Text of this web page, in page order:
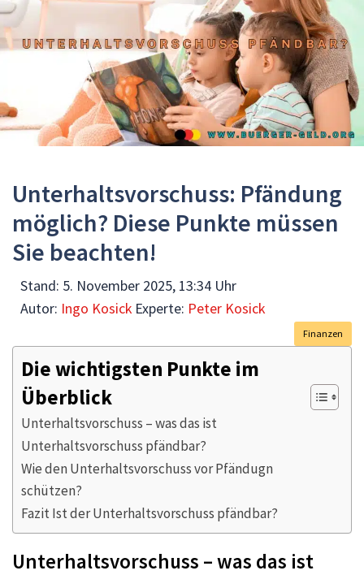
Unterhaltsvorschuss: Pfändung
möglich? Diese Punkte müssen
Sie beachten!
Stand: 5. November 2025, 13:34 Uhr
Autor: Ingo Kosick Experte: Peter Kosick
Finanzen
Die wichtigsten Punkte im
Überblick
Unterhaltsvorschuss – was das ist
Unterhaltsvorschuss pfändbar?
Wie den Unterhaltsvorschuss vor Pfändugn
schützen?
Fazit Ist der Unterhaltsvorschuss pfändbar?
Unterhaltsvorschuss – was das ist